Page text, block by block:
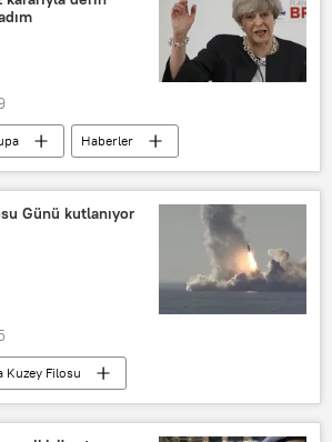
Haberler
Theresa May
Günü kutlanıyor
Kuzey Filosu